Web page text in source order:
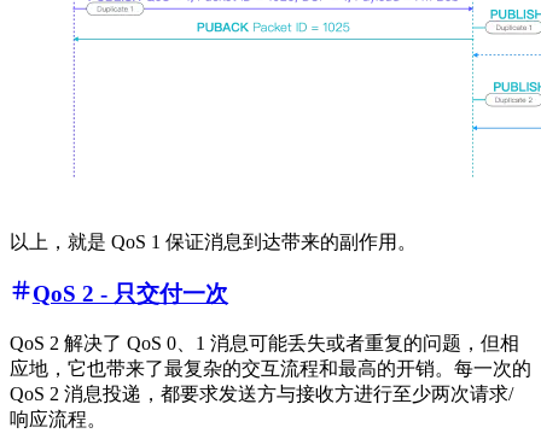
以上，就是 QoS 1 保证消息到达带来的副作用。
QoS 2 - 只交付一次
QoS 2 解决了 QoS 0、1 消息可能丢失或者重复的问题，但相
应地，它也带来了最复杂的交互流程和最高的开销。每一次的
QoS 2 消息投递，都要求发送方与接收方进行至少两次请求/
响应流程。